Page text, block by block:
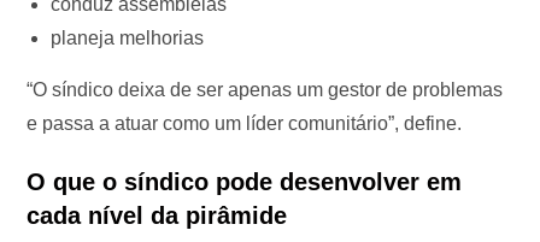
conduz assembleias
planeja melhorias
“O síndico deixa de ser apenas um gestor de problemas
e passa a atuar como um líder comunitário”, define.
O que o síndico pode desenvolver em
cada nível da pirâmide